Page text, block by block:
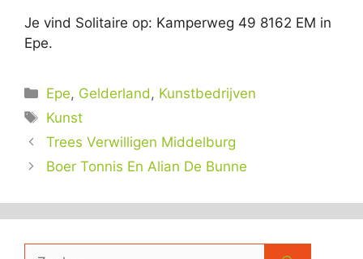
Je vind Solitaire op: Kamperweg 49 8162 EM in
Epe.
Categorieën
Epe, Gelderland , Kunstbedrijven
Tags
Kunst
Trees Verwilligen Middelburg
Boer Tonnis En Alian De Bunne